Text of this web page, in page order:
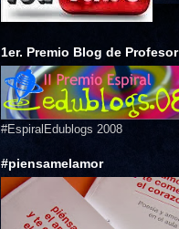
1er. Premio Blog de Profesor
#EspiralEdublogs 2008
#piensamelamor